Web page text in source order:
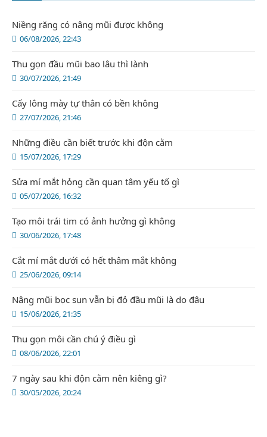
06/08/2026, 22:43
Niềng răng có nâng mũi được không
30/07/2026, 21:49
Thu gọn đầu mũi bao lâu thì lành
27/07/2026, 21:46
Cấy lông mày tự thân có bền không
15/07/2026, 17:29
Những điều cần biết trước khi độn cằm
05/07/2026, 16:32
Sửa mí mắt hỏng cần quan tâm yếu tố gì
30/06/2026, 17:48
Tạo môi trái tim có ảnh hưởng gì không
25/06/2026, 09:14
Cắt mí mắt dưới có hết thâm mắt không
15/06/2026, 21:35
Nâng mũi bọc sụn vẫn bị đỏ đầu mũi là do đâu
08/06/2026, 22:01
Thu gọn môi cần chú ý điều gì
30/05/2026, 20:24
7 ngày sau khi độn cằm nên kiêng gì?